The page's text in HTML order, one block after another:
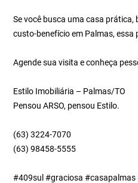
Se você busca uma casa prática,
custo-benefício em Palmas,
Agende sua visita e conheça
Estilo Imobiliária – Palmas/TO
Pensou ARSO, pensou Estilo.
(63) 3224-7070
(63) 98458-5555
#409sul #graciosa